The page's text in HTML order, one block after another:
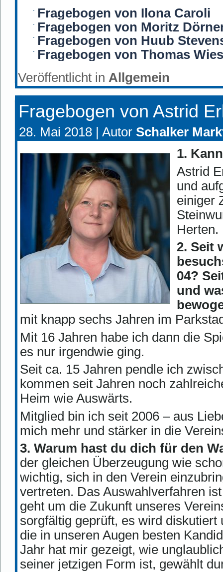
Fragebogen von Ilona Caroli
Fragebogen von Moritz
Fragebogen von Huub
Fragebogen von Thomas
Veröffentlicht in Allgemein
Fragebogen von Astrid
28. Mai 2018 | Autor Schalker
1.
Astrid
und
einiger
Herten.
2. Seit
04?
und
mit knapp sechs Jahren im
Mit 16 Jahren habe ich dann die
es nur irgendwie ging.
Seit ca. 15 Jahren pendle ich
kommen seit Jahren noch
Heim wie Auswärts.
Mitglied bin ich seit 2006 – aus
mich mehr und stärker in die
3. Warum hast du dich für den
der gleichen Überzeugung wie
wichtig, sich in den Verein
vertreten. Das Auswahlverfahren
geht um die Zukunft unseres
sorgfältig geprüft, es wird
die in unseren Augen besten
Jahr hat mir gezeigt, wie
seiner jetzigen Form ist, gewählt